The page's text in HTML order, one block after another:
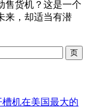
售货机？这是一个
来，却适当有潜